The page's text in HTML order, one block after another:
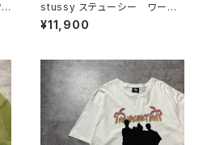
stussy ステューシー ワール
ドツアー バックプリント フル
ジップ パーカー スウェット
¥11,900